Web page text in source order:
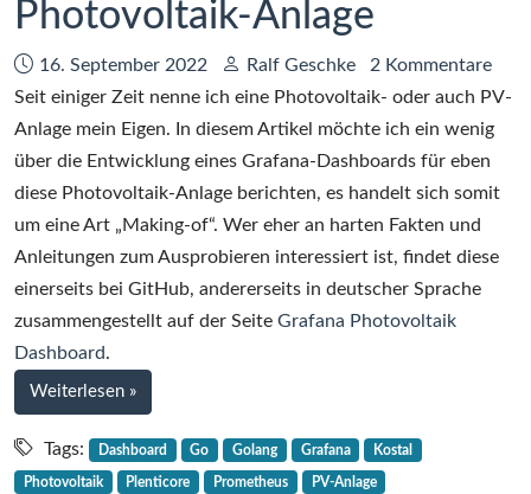
Photovoltaik-Anlage
Datum:
16. September 2022 Autor:
Ralf Geschke
2 Kommentare
Seit einiger Zeit nenne ich eine Photovoltaik- oder auch PV-
Anlage mein Eigen. In diesem Artikel möchte ich ein wenig
über die Entwicklung eines Grafana-Dashboards für eben
diese Photovoltaik-Anlage berichten, es handelt sich somit
um eine Art „Making-of“. Wer eher an harten Fakten und
Anleitungen zum Ausprobieren interessiert ist, findet diese
einerseits bei GitHub, andererseits in deutscher Sprache
zusammengestellt auf der Seite Grafana Photovoltaik
Dashboard.
Weiterlesen bei
Making-
of:
Grafana-
»
Tags: Dashboard Go Golang Grafana Kostal
Photovoltaik Plenticore Prometheus PV-Anlage